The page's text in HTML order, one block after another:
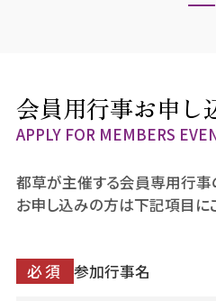
会員用行事お申し
APPLY FOR MEMBERS
都草が主催する会員専用行事
お申し込みの方は下記項目に
必須 参加行事名